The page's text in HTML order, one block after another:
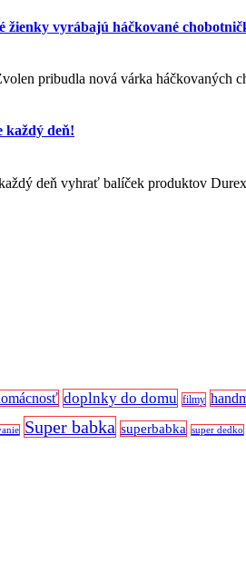
žienky vyrábajú háčkované
pribudla nová várka háčkovaných
každý deň!
deň vyhrať balíček produktov
doplnky do domu filmy
Super babka superbabka super dedko